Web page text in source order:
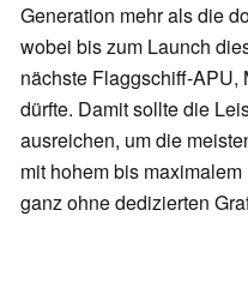
Generation mehr als die
wobei bis zum Launch
nächste Flaggschiff-APU,
dürfte. Damit sollte die
ausreichen, um die
mit hohem bis
ganz ohne dedizierten